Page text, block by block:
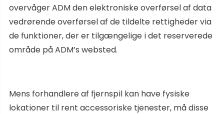
overvåger ADM den elektroniske overførsel af data
vedrørende overførsel af de tildelte rettigheder via
de funktioner, der er tilgængelige i det reserverede
område på ADM’s websted.
Mens forhandlere af fjernspil kan have fysiske
lokationer til rent accessoriske tjenester, må disse